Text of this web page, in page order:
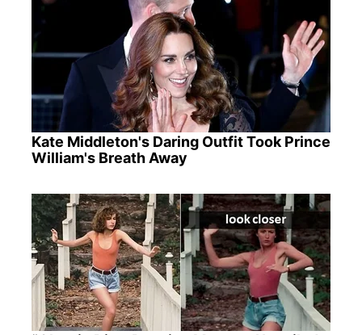
Kate Middleton's Daring Outfit Took Prince
William's Breath Away